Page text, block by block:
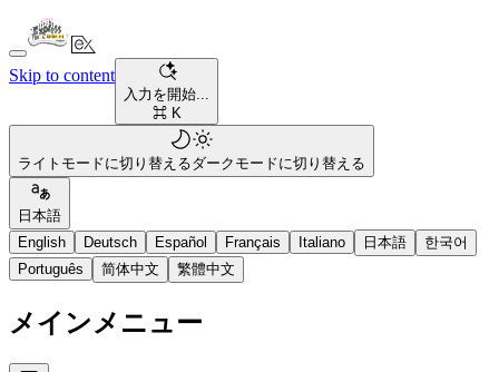
Skip to content
入力を開始...
⌘ K
ライトモードに切り替えるダークモードに切り替える
日本語
English
Deutsch Español Français Italiano 日本語
한국어
Português
简体中文 繁體中文
メインメニュー